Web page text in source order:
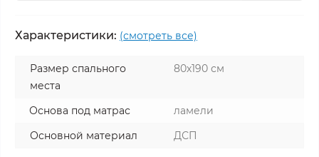
Характеристики: (смотреть все)
Размер спального
места
80х190 см
Основа под матрас
ламели
Основной материал
ДСП